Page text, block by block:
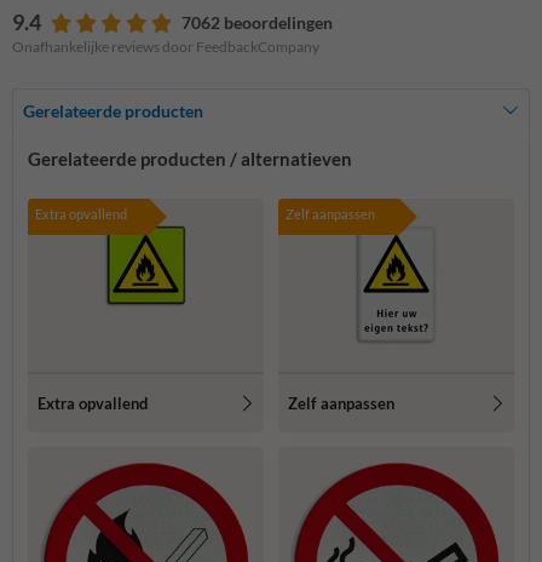
9.4 7062 beoordelingen
Onafhankelijke reviews door FeedbackCompany
Gerelateerde producten
Gerelateerde producten / alternatieven
Extra opvallend
Extra opvallend
Zelf aanpassen
Zelf aanpassen